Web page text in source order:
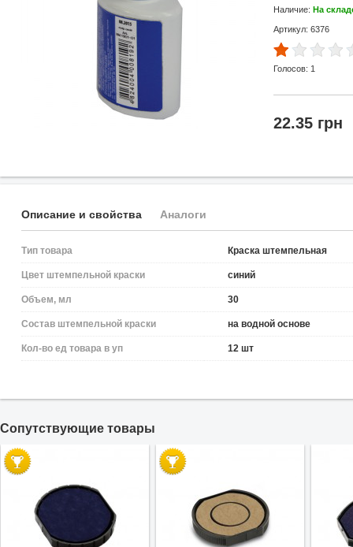
Наличие: На
Артикул: 6376
Голосов: 1
22.35 грн
Описание и свойства Аналоги
Тип товара Краска штемпельная
Цвет штемпельной краски синий
Объем, мл 30
Состав штемпельной краски на водной основе
Кол-во ед товара в уп 12 шт
Cопутствующие товары